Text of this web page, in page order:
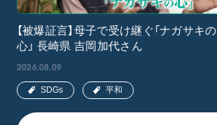
【被爆証言】母子で受け継ぐ「ナガサキの
心」 長崎県 吉岡加代さん
2026.08.09
SDGs 平和